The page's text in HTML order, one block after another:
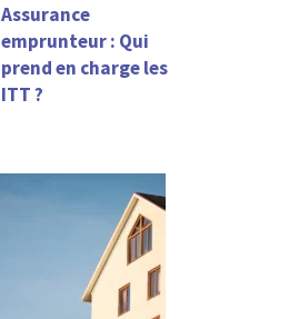
Assurance
emprunteur : Qui
prend en charge les
ITT ?